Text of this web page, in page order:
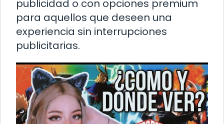
publicidad o con opciones premium
para aquellos que deseen una
experiencia sin interrupciones
publicitarias.